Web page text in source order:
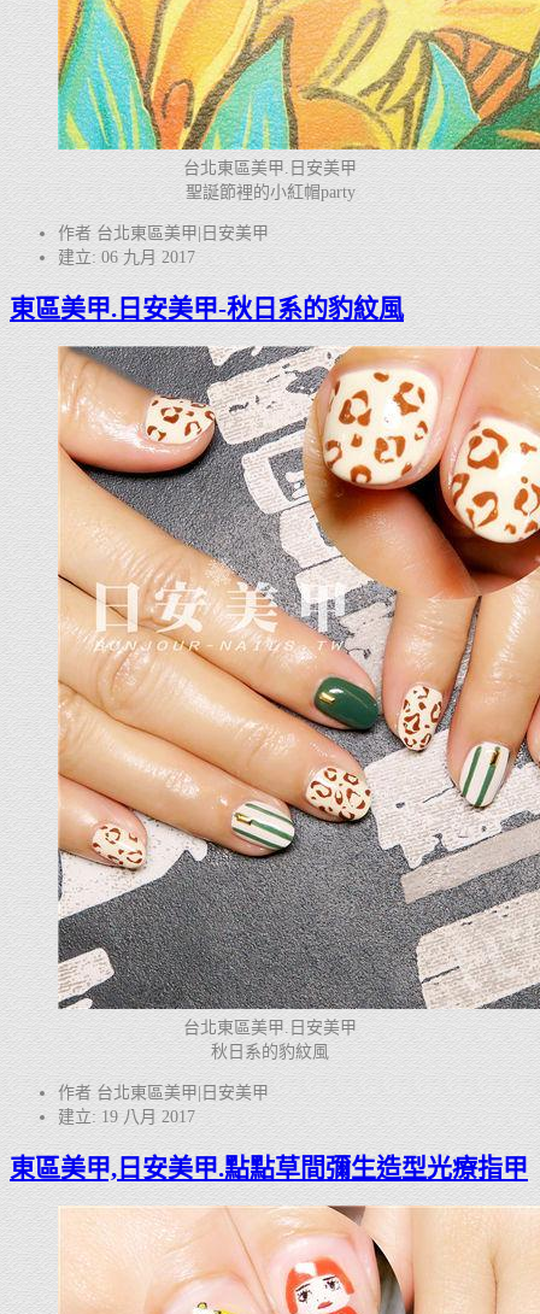
台北東區美甲.日安美甲
聖誕節裡的小紅帽party
作者 台北東區美甲|日安美甲
建立: 06 九月 2017
東區美甲.日安美甲-秋日系的豹紋風
台北東區美甲.日安美甲
秋日系的豹紋風
作者 台北東區美甲|日安美甲
建立: 19 八月 2017
東區美甲,日安美甲.點點草間彌生造型光療指甲